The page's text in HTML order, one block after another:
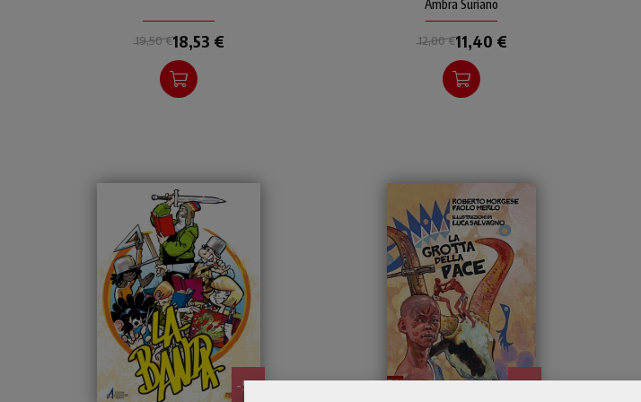
lettori dai 10 ai 90 anni.
19,50 €18,53 €
della Bibbia.
Ambra Suriano
12,00 €11,40 €
- 5% - 5%